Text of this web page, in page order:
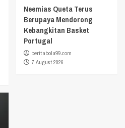
Neemias Queta Terus
Berupaya Mendorong
Kebangkitan Basket
Portugal
beritabola99.com
7 August 2026